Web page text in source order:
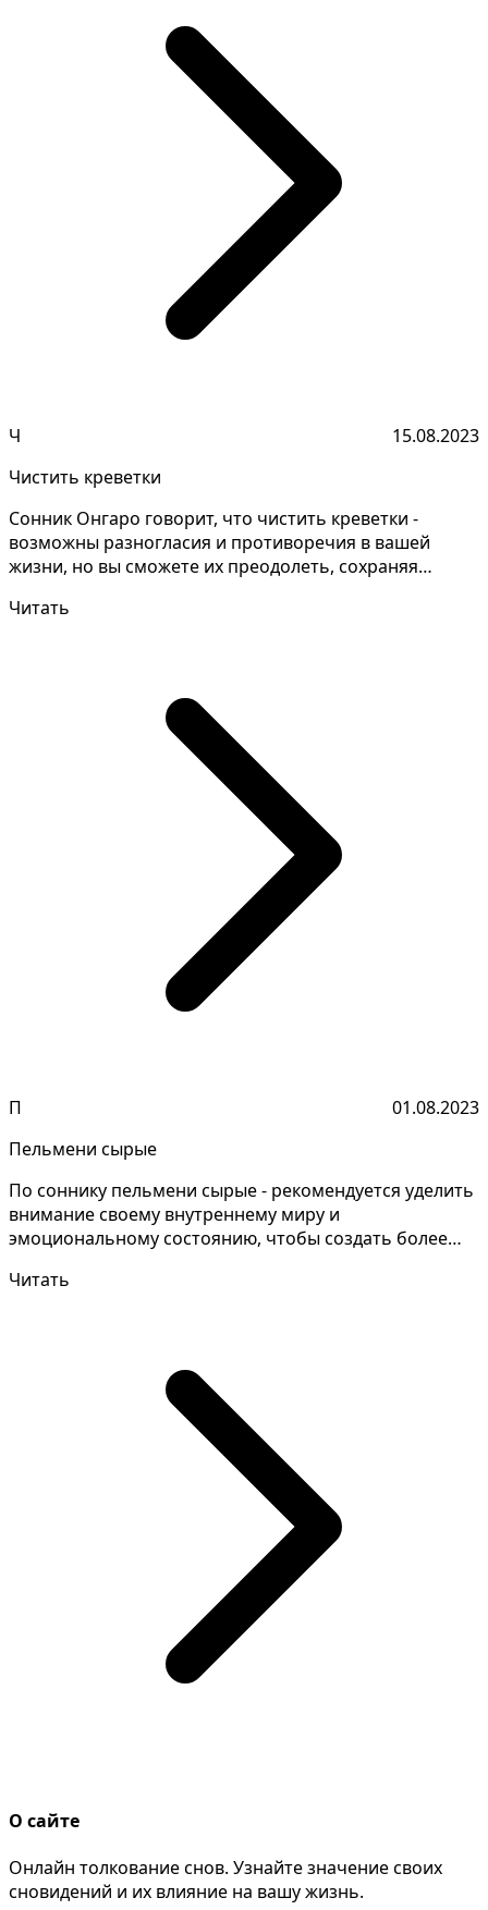
Ч
15.08.2023
Чистить креветки
Сонник Онгаро говорит, что чистить креветки -
возможны разногласия и противоречия в вашей
жизни, но вы сможете их преодолеть, сохраняя
Читать
П
01.08.2023
Пельмени сырые
По соннику пельмени сырые - рекомендуется уделить
внимание своему внутреннему миру и
эмоциональному состоянию, чтобы создать более
Читать
О сайте
Онлайн толкование снов. Узнайте значение своих
сновидений и их влияние на вашу жизнь.